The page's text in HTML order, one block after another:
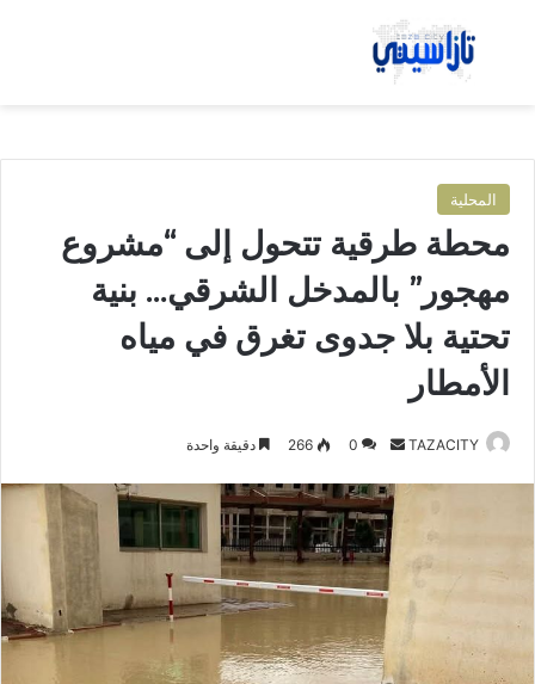
بحث عن
المحلية
محطة طرقية تتحول إلى “مشروع
مهجور” بالمدخل الشرقي… بنية
تحتية بلا جدوى تغرق في مياه
الأمطار
TAZACITY
س
ل
ب
ر
د
ا
0
266 دقيقة واحدة